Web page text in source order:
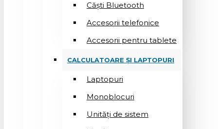
Căști Bluetooth
Accesorii telefonice
Accesorii pentru tablete
CALCULATOARE ȘI LAPTOPURI
Laptopuri
Monoblocuri
Unități de sistem